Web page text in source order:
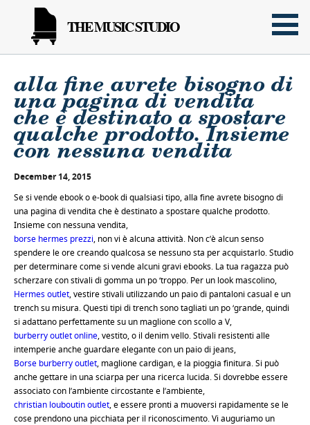
THE MUSIC STUDIO
alla fine avrete bisogno di
una pagina di vendita
che è destinato a spostare
qualche prodotto. Insieme
con nessuna vendita
December 14, 2015
Se si vende ebook o e-book di qualsiasi tipo, alla fine avrete bisogno di
una pagina di vendita che è destinato a spostare qualche prodotto.
Insieme con nessuna vendita,
borse hermes prezzi, non vi è alcuna attività. Non c’è alcun senso
spendere le ore creando qualcosa se nessuno sta per acquistarlo. Studio
per determinare come si vende alcuni gravi ebooks. La tua ragazza può
scherzare con stivali di gomma un po ‘troppo. Per un look mascolino,
Hermes outlet, vestire stivali utilizzando un paio di pantaloni casual e un
trench su misura. Questi tipi di trench sono tagliati un po ‘grande, quindi
si adattano perfettamente su un maglione con scollo a V,
burberry outlet online, vestito, o il denim vello. Stivali resistenti alle
intemperie anche guardare elegante con un paio di jeans,
Borse burberry outlet, maglione cardigan, e la pioggia finitura. Si può
anche gettare in una sciarpa per una ricerca lucida. Si dovrebbe essere
associato con l’ambiente circostante e l’ambiente,
christian louboutin outlet, e essere pronti a muoversi rapidamente se le
cose prendono una picchiata per il riconoscimento. Vi auguriamo un